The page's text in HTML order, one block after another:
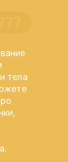
тела